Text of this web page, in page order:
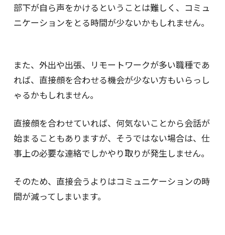
部下が自ら声をかけるということは難しく、コミュ
ニケーションをとる時間が少ないかもしれません。
また、外出や出張、リモートワークが多い職種であ
れば、直接顔を合わせる機会が少ない方もいらっし
ゃるかもしれません。
直接顔を合わせていれば、何気ないことから会話が
始まることもありますが、そうではない場合は、仕
事上の必要な連絡でしかやり取りが発生しません。
そのため、直接会うよりはコミュニケーションの時
間が減ってしまいます。